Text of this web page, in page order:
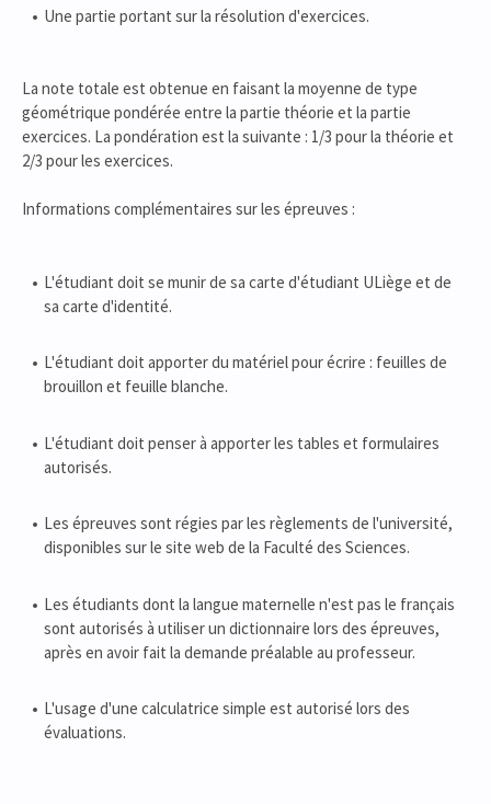
Une partie portant sur la résolution d'exercices.
La note totale est obtenue en faisant la moyenne de type
géométrique pondérée entre la partie théorie et la partie
exercices. La pondération est la suivante : 1/3 pour la théorie et
2/3 pour les exercices.
Informations complémentaires sur les épreuves :
L'étudiant doit se munir de sa carte d'étudiant ULiège et de
sa carte d'identité.
L'étudiant doit apporter du matériel pour écrire : feuilles de
brouillon et feuille blanche.
L'étudiant doit penser à apporter les tables et formulaires
autorisés.
Les épreuves sont régies par les règlements de l'université,
disponibles sur le site web de la Faculté des Sciences.
Les étudiants dont la langue maternelle n'est pas le français
sont autorisés à utiliser un dictionnaire lors des épreuves,
après en avoir fait la demande préalable au professeur.
L'usage d'une calculatrice simple est autorisé lors des
évaluations.